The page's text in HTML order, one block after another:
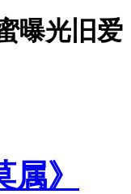
曝光旧爱
属》